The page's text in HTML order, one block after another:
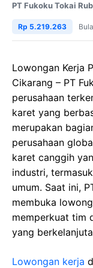
PT Fukoku Tokai
Rp 5.219.263
Lowongan Kerja
Cikarang – PT
perusahaan
karet yang
merupakan
perusahaan
karet canggih
industri,
umum. Saat ini,
membuka
memperkuat tim
yang
Lowongan kerja